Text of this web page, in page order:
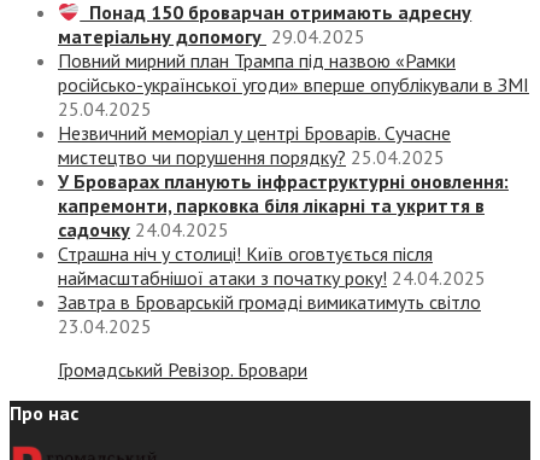
Понад 150 броварчан отримають адресну
матеріальну допомогу 29.04.2025
Повний мирний план Трампа під назвою «‎Рамки
російсько-української угоди» вперше опублікували в ЗМІ
25.04.2025
Незвичний меморіал у центрі Броварів. Сучасне
мистецтво чи порушення порядку? 25.04.2025
У Броварах планують інфраструктурні оновлення:
капремонти, парковка біля лікарні та укриття в
садочку 24.04.2025
Страшна ніч у столиці! Київ оговтується після
наймасштабнішої атаки з початку року! 24.04.2025
Завтра в Броварській громаді вимикатимуть світло
23.04.2025
Громадський Ревізор. Бровари
Про нас